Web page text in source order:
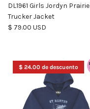
DL1961 Girls Jordyn Prairie
Trucker Jacket
Precio normal
$ 79.00 USD
$ 24.00 de descuento